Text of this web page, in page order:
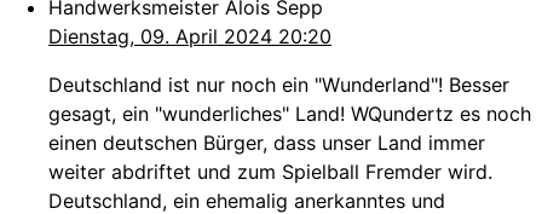
Handwerksmeister Alois Sepp
Dienstag, 09. April 2024 20:20
Deutschland ist nur noch ein "Wunderland"! Besser
gesagt, ein "wunderliches" Land! WQundertz es noch
einen deutschen Bürger, dass unser Land immer
weiter abdriftet und zum Spielball Fremder wird.
Deutschland, ein ehemalig anerkanntes und